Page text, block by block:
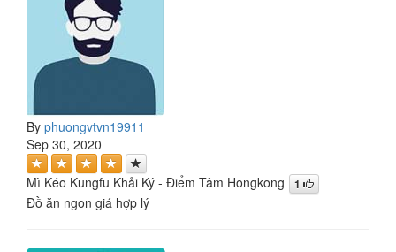
By phuongvtvn19911
Sep 30, 2020
Mì Kéo Kungfu Khải Ký - Điểm Tâm Hongkong 1
Đồ ăn ngon giá hợp lý